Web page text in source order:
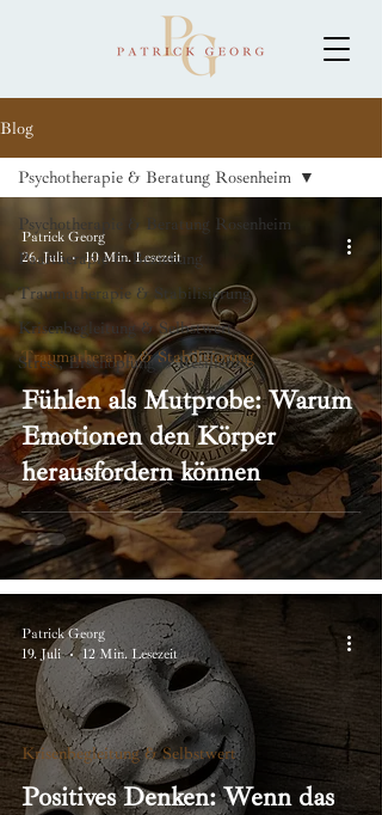
Blog
Psychotherapie & Beratung Rosenheim
Paartherapie & Beziehung
Traumatherapie & Stabilisierung
Krisenbegleitung & Selbstwert
Stress, Erschöpfung & Resilienz
Psychotherapie & Beratung Rosenheim
Fühlen als Mutprobe: Warum
Emotionen den Körper
herausfordern können
Traumatherapie & Stabilisierung
Patrick Georg
26. Juli
10 Min. Lesezeit
Positives Denken: Wenn das
Krisenbegleitung & Selbstwert
Patrick Georg
19. Juli
12 Min. Lesezeit